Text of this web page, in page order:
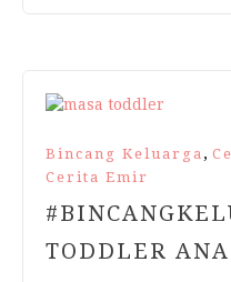
Bincang Keluarga ,
Cerita Emir
TODDLER